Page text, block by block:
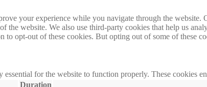
your experience while you navigate through the website.
the website. We also use third-party cookies that help us
to opt-out of these cookies. But opting out of some of these
essential for the website to function properly. These cookies
Duration